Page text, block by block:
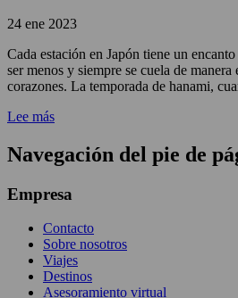
24 ene 2023
Cada estación en Japón tiene un
ser menos y siempre se cuela de manera
corazones. La temporada de hanami,
Lee más
Navegación del pie de
Empresa
Contacto
Sobre nosotros
Viajes
Destinos
Asesoramiento virtual